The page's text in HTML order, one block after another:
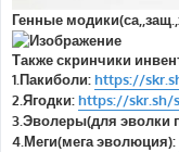
Генные
Также скринчики
1.Пакиболи:https://
2.Ягодки:https://skr.sh/
3.Эволеры(для эволки
4.Меги(мега эволюция):